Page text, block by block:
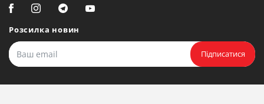
Біла Церква, вул. Ярослава
Мудрого, 20, офіс 108
Розсилка новин
Підписатися